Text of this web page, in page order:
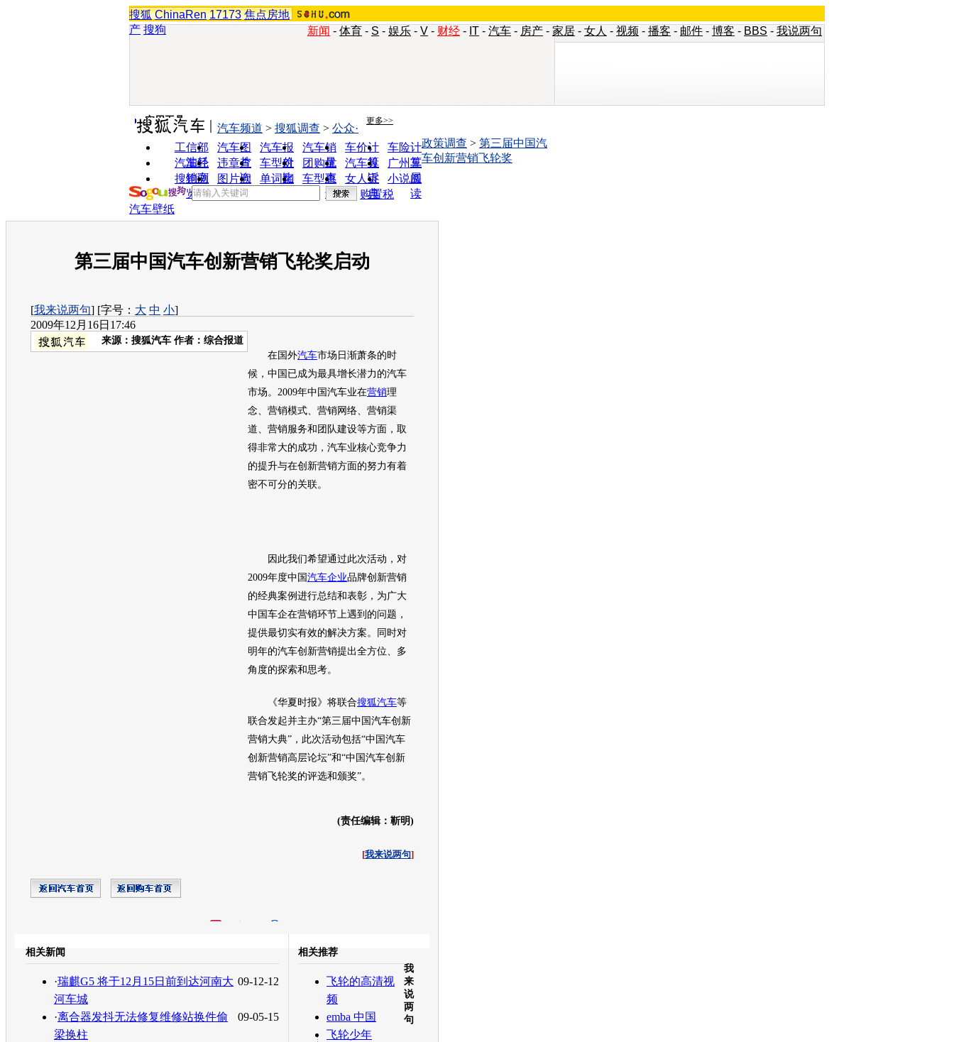
搜狐 ChinaRen 17173 焦点房地
产 搜狗 新闻 - 体育 - S - 娱乐 - V - 财经 - IT - 汽车 - 房产 - 家居 - 女人 - 视频 - 播客 - 邮件 - 博客 - BBS - 我说两句
实用工具 更多>>
工信部
油耗
汽车图
片
汽车报
价
汽车销
量
车价计
算
车险计
算
汽车经
销商
违章查
询
车型对
比
团购优
惠
汽车投
诉
广州车
展
搜狗浏
览器
图片欣
赏
单词翻
车型查
询
女人宝
典
小说阅
读
汽车频道 > 搜狐调查 > 公众·
政策调查 > 第三届中国汽
车创新营销飞轮奖
购置税
汽车壁纸
第三届中国汽车创新营销飞轮奖启动
[我来说两句] [字号： 大 中 小]
2009年12月16日17:46
来源： 搜狐汽车 作者：综合报道
在国外汽车市场日渐萧条的时
候，中国已成为最具增长潜力的汽车
市场。2009年中国 汽车业在营销理
念、 营销模式、 营销网络、 营销渠
道、 营销服务和团队建设等方面，取
得非常大的成功， 汽车业核心竞争力
的提升与在创新营销方面的努力有着
密不可分的关联。
因此我们希望通过此次活动，对
2009年度中国 汽车企业品牌创新营销
的经典案例进行总结和表彰，为广大
中国车企在营销环节上遇到的问题，
提供最切实有效的解决方案。同时对
明年的汽车创新营销提出全方位、多
角度的探索和思考。
《华夏时报》将联合搜狐汽车等
联合发起并主办“第三届中国 汽车创新
营销大典”，此次活动包括“中国 汽车
创新营销高层论坛”和“中国 汽车创新
营销 飞轮奖的评选和颁奖”。
(责任编辑：靳明)
[我来说两句]
转发至： 白社会 百度i贴吧
相关新闻
09-12-12
·瑞麒G5 将于12月15日前到达河南大
河车城
09-05-15
·离合器发抖无法修复维修站换件偷
梁换柱
相关推荐
飞轮的高清视
频
emba 中国
飞轮少年
我
来
说
两
句